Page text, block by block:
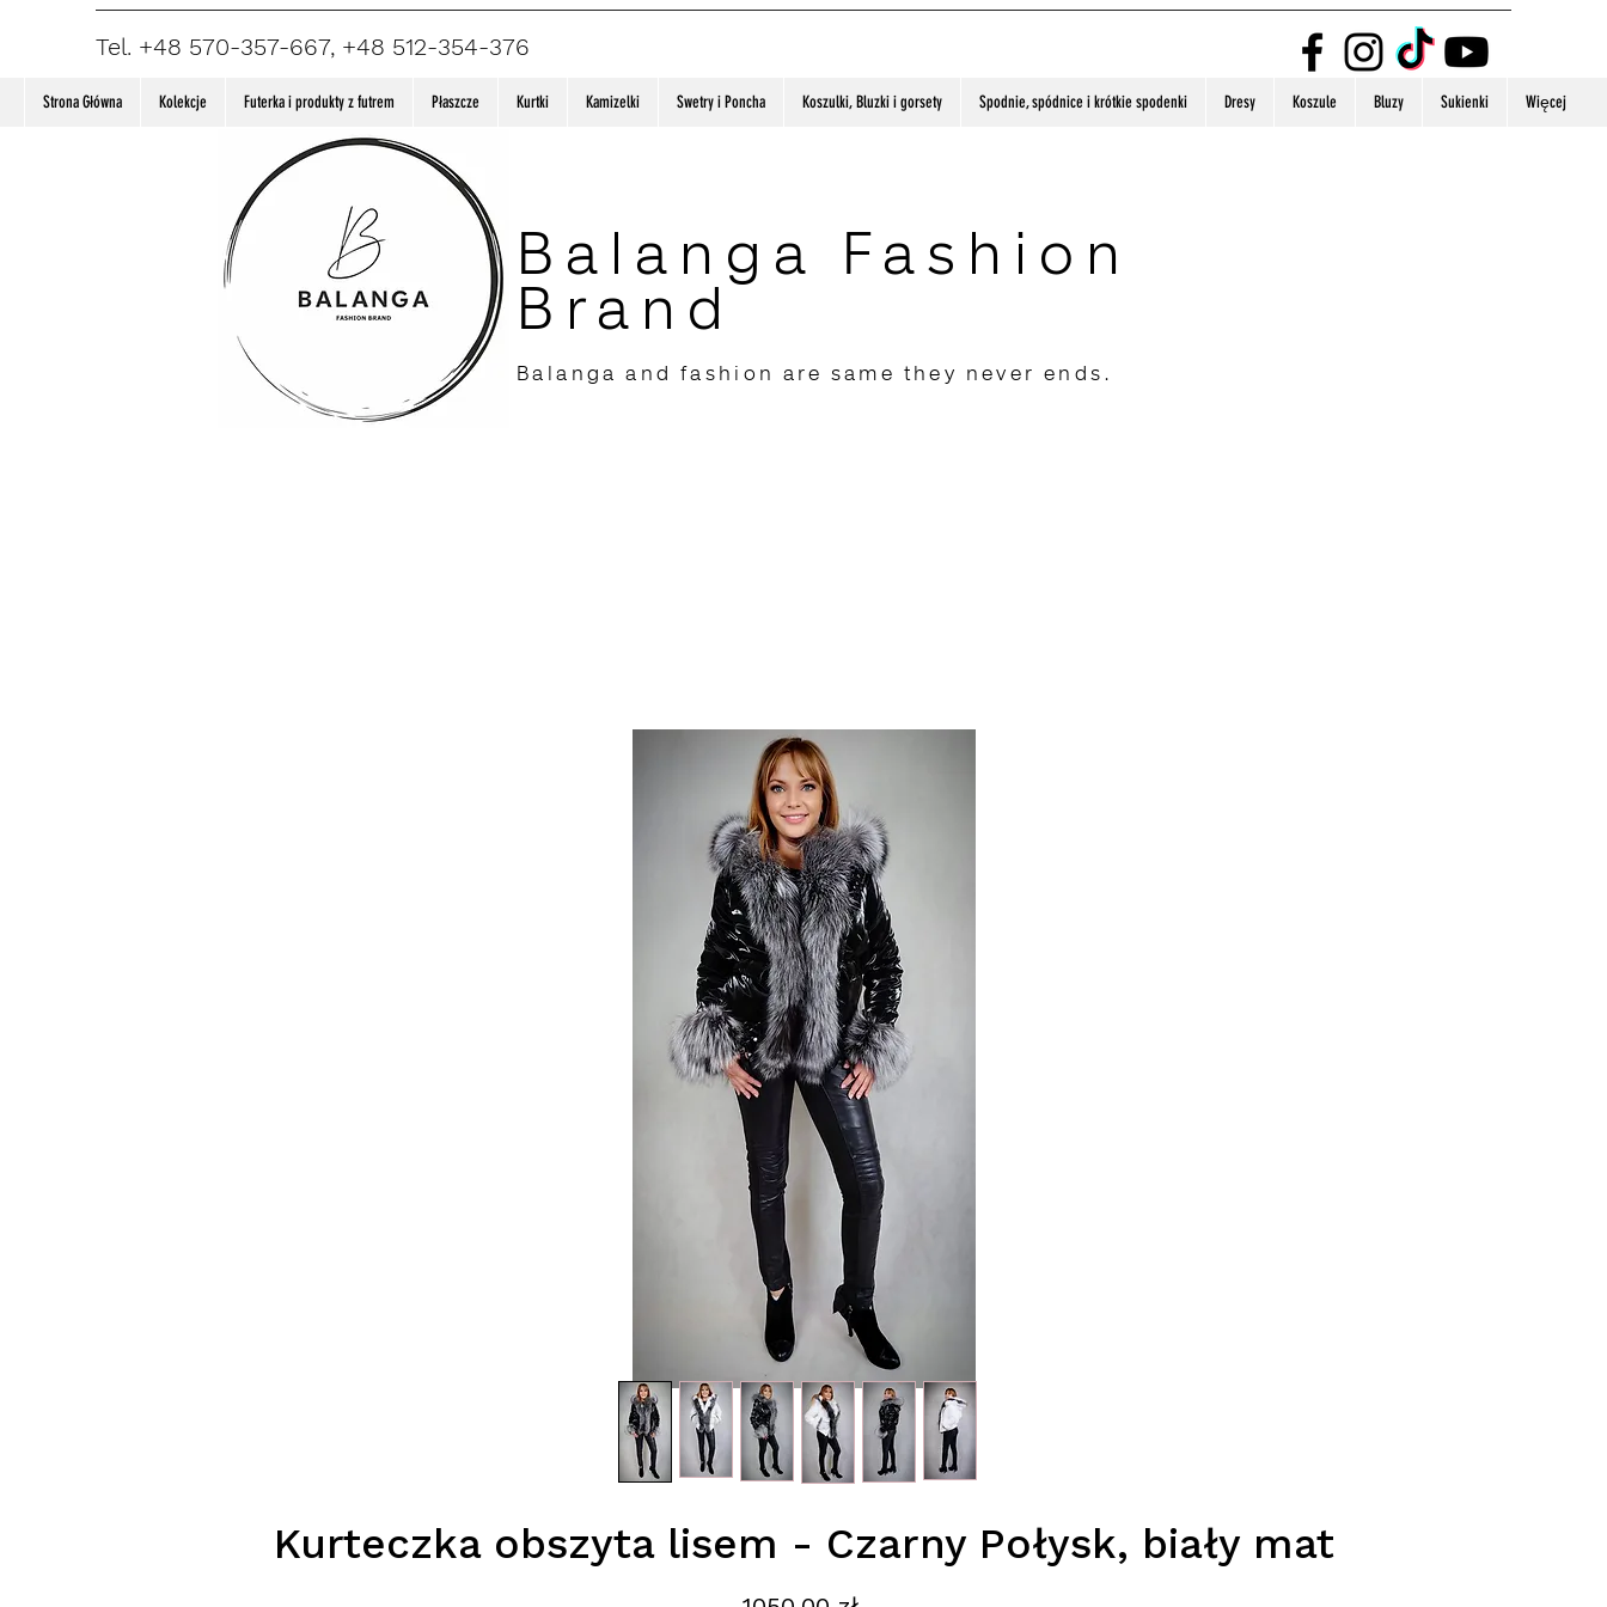
Tel. +48 570-357-667, +48 512-354-376
Strona Główna Kolekcje Futerka i produkty z futrem Płaszcze Kurtki Kamizelki Swetry i Poncha Koszulki, Bluzki i gorsety Spodnie, spódnice i krótkie spodenki Dresy Koszule Bluzy Sukienki Więcej
Balanga Fashion
Brand
Balanga and fashion are same they never ends.
Kurteczka obszyta lisem - Czarny Połysk, biały mat